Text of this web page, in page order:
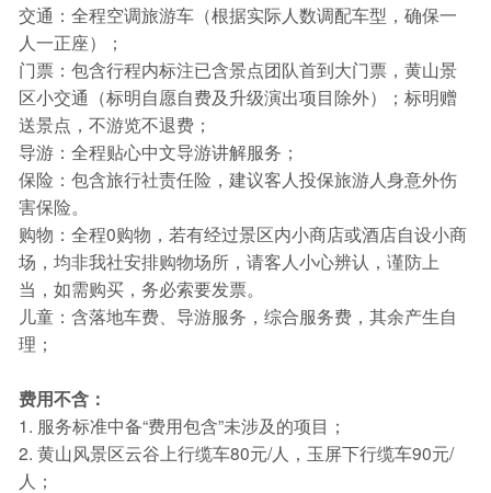
交通：全程空调旅游车（根据实际人数调配车型，确保一
人一正座）；
门票：包含行程内标注已含景点团队首到大门票，黄山景
区小交通（标明自愿自费及升级演出项目除外）；标明赠
送景点，不游览不退费；
导游：全程贴心中文导游讲解服务；
保险：包含旅行社责任险，建议客人投保旅游人身意外伤
害保险。
购物：全程0购物，若有经过景区内小商店或酒店自设小商
场，均非我社安排购物场所，请客人小心辨认，谨防上
当，如需购买，务必索要发票。
儿童：含落地车费、导游服务，综合服务费，其余产生自
理；
费用不含：
1. 服务标准中备“费用包含”未涉及的项目；
2. 黄山风景区云谷上行缆车80元/人，玉屏下行缆车90元/
人；